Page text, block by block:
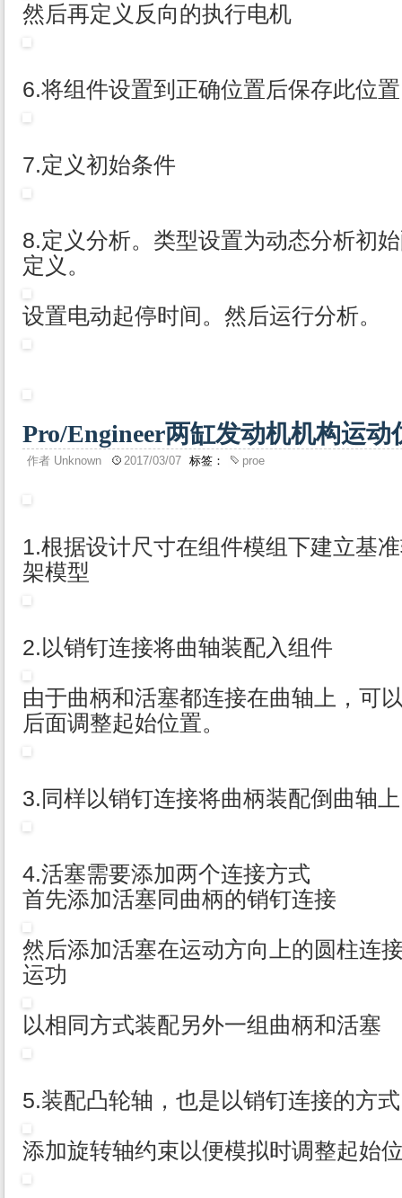
然后再定义反向的执行电机
6.将组件设置到正确位置后保存此位置
7.定义初始条件
8.定义分析。类型设置为动态分析初
定义。
设置电动起停时间。然后运行分析。
Pro/Engineer两缸发动机机构运动
作者 Unknown 2017/03/07 标签： proe
1.根据设计尺寸在组件模组下建立基
架模型
2.以销钉连接将曲轴装配入组件
由于曲柄和活塞都连接在曲轴上，可
后面调整起始位置。
3.同样以销钉连接将曲柄装配倒曲轴上
4.活塞需要添加两个连接方式
首先添加活塞同曲柄的销钉连接
然后添加活塞在运动方向上的圆柱连
运功
以相同方式装配另外一组曲柄和活塞
5.装配凸轮轴，也是以销钉连接的方式
添加旋转轴约束以便模拟时调整起始